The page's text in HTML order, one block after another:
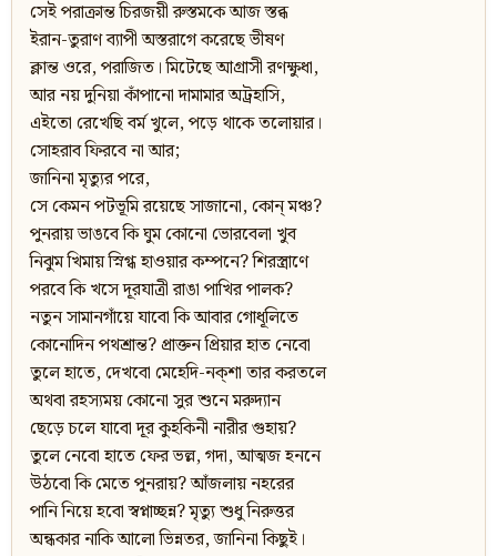
সেই পরাক্রান্ত চিরজয়ী রুস্তমকে আজ স্তব্ধ
ইরান-তুরাণ ব্যাপী অস্তরাগে করেছে ভীষণ
ক্লান্ত ওরে, পরাজিত। মিটেছে আগ্রাসী রণক্ষুধা,
আর নয় দুনিয়া কাঁপানো দামামার অট্রহাসি,
এইতো রেখেছি বর্ম খুলে, পড়ে থাকে তলোয়ার।
সোহরাব ফিরবে না আর;
জানিনা মৃত্যুর পরে,
সে কেমন পটভূমি রয়েছে সাজানো, কোন্‌ মঞ্চ?
পুনরায় ভাঙবে কি ঘুম কোনো ভোরবেলা খুব
নিঝুম খিমায় স্নিগ্ধ হাওয়ার কম্পনে? শিরস্ত্রাণে
পরবে কি খসে দূরযাত্রী রাঙা পাখির পালক?
নতুন সামানগাঁয়ে যাবো কি আবার গোধূলিতে
কোনোদিন পথশ্রান্ত? প্রাক্তন প্রিয়ার হাত নেবো
তুলে হাতে, দেখবো মেহেদি-নক্‌শা তার করতলে
অথবা রহস্যময় কোনো সুর শুনে মরুদ্যান
ছেড়ে চলে যাবো দূর কুহকিনী নারীর গুহায়?
তুলে নেবো হাতে ফের ভল্ল, গদা, আত্মজ হননে
উঠবো কি মেতে পুনরায়? আঁজলায় নহরের
পানি নিয়ে হবো স্বপ্নাচ্ছন্ন? মৃত্যু শুধু নিরুত্তর
অন্ধকার নাকি আলো ভিন্নতর, জানিনা কিছুই।